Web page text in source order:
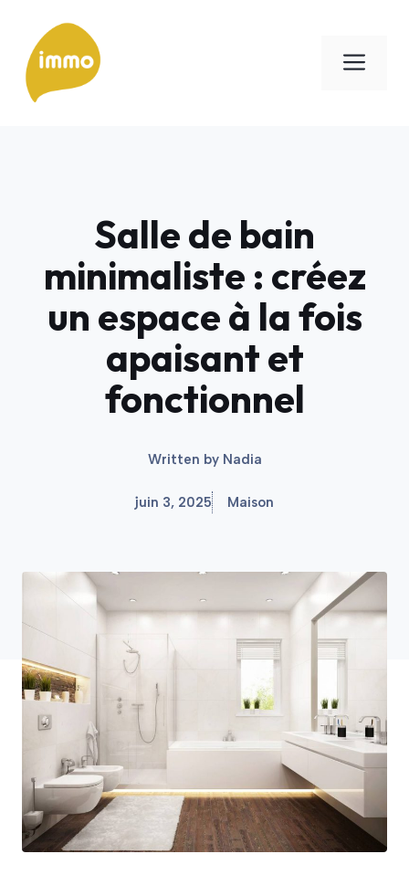
contenu
Salle de bain
minimaliste : créez
un espace à la fois
apaisant et
fonctionnel
Written by Nadia
juin 3, 2025 Maison